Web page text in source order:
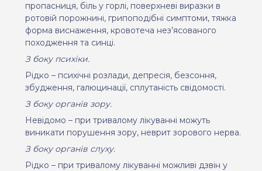
пропасниця, біль у горлі, поверхневі виразки в
ротовій порожнині, грипоподібні симптоми, тяжка
форма виснаження, кровотеча нез’ясованого
походження та синці.
З боку психіки.
Рідко – психічні розлади, депресія, безсоння,
збудження, галюцинації, сплутаність свідомості.
З боку органів зору.
Невідомо – при тривалому лікуванні можуть
виникати порушення зору, неврит зорового нерва.
З боку органів слуху.
Рідко – при тривалому лікуванні можливі дзвін у